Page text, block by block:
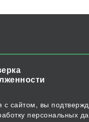
с сайтом, вы
персональных